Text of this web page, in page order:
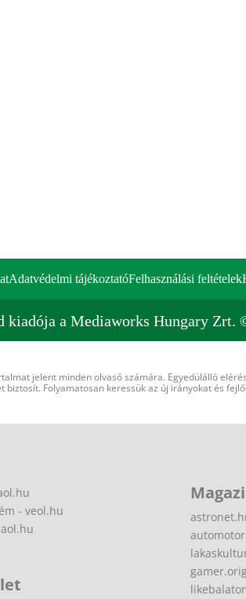
Adatvédelmi tájékoztatóFelhasználási feltételek
kiadója a Mediaworks Hungary
jelent minden olvasó számára. Egyedülálló
biztosít. Folyamatosan keressük az új irányokat és
- veol.hu